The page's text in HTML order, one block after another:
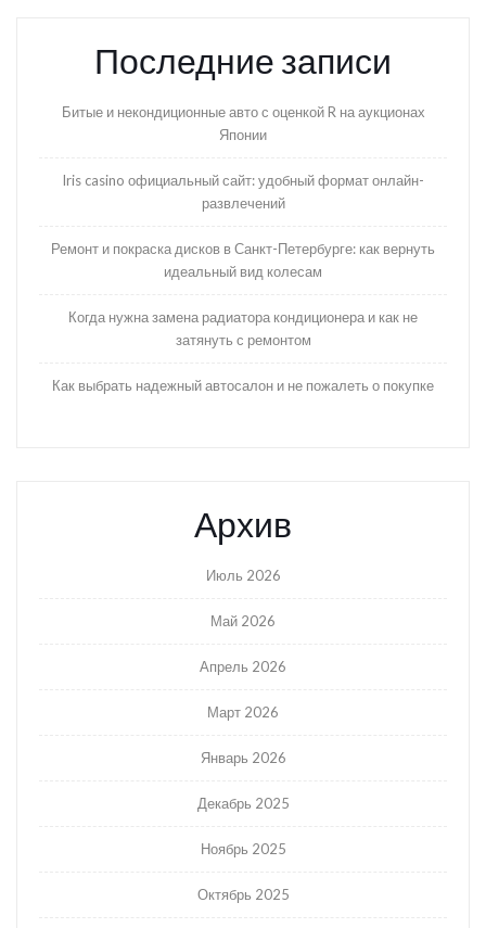
Последние записи
Битые и некондиционные авто с оценкой R на аукционах
Японии
Iris casino официальный сайт: удобный формат онлайн-
развлечений
Ремонт и покраска дисков в Санкт-Петербурге: как вернуть
идеальный вид колесам
Когда нужна замена радиатора кондиционера и как не
затянуть с ремонтом
Как выбрать надежный автосалон и не пожалеть о покупке
Архив
Июль 2026
Май 2026
Апрель 2026
Март 2026
Январь 2026
Декабрь 2025
Ноябрь 2025
Октябрь 2025